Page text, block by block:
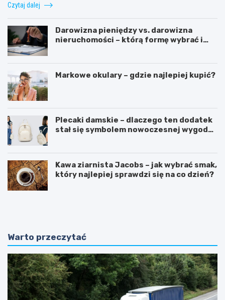
Czytaj dalej
Darowizna pieniędzy vs. darowizna
nieruchomości – którą formę wybrać i
Markowe okulary – gdzie najlepiej kupić?
Plecaki damskie – dlaczego ten dodatek
stał się symbolem nowoczesnej wygody i
Kawa ziarnista Jacobs – jak wybrać smak,
który najlepiej sprawdzi się na co dzień?
O
w
a
j
ą
c
n
a
P
n
i
k
:
J
a
k
Warto przeczytać